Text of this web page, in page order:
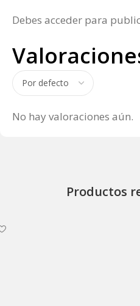
No hay valoraciones aún.
Debes acceder para
Productos